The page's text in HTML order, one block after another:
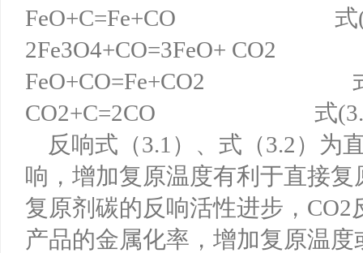
FeO+C=Fe+CO 式
2Fe3O4+CO=3FeO+
FeO+CO=Fe+CO2 式
CO2+C=2CO 式
反响式（3.1）、式（3.2）为
响，增加复原温度有利于直接
复原剂碳的反响活性进步，
产品的金属化率，增加复原温